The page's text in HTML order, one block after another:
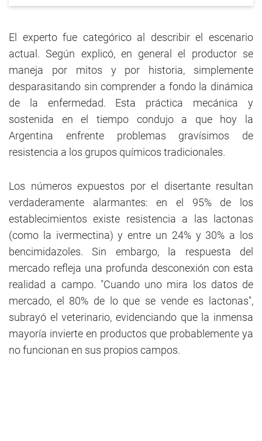
El experto fue categórico al describir el escenario
actual. Según explicó, en general el productor se
maneja por mitos y por historia, simplemente
desparasitando sin comprender a fondo la dinámica
de la enfermedad. Esta práctica mecánica y
sostenida en el tiempo condujo a que hoy la
Argentina enfrente problemas gravísimos de
resistencia a los grupos químicos tradicionales.
Los números expuestos por el disertante resultan
verdaderamente alarmantes: en el 95% de los
establecimientos existe resistencia a las lactonas
(como la ivermectina) y entre un 24% y 30% a los
bencimidazoles. Sin embargo, la respuesta del
mercado refleja una profunda desconexión con esta
realidad a campo. "Cuando uno mira los datos de
mercado, el 80% de lo que se vende es lactonas",
subrayó el veterinario, evidenciando que la inmensa
mayoría invierte en productos que probablemente ya
no funcionan en sus propios campos.